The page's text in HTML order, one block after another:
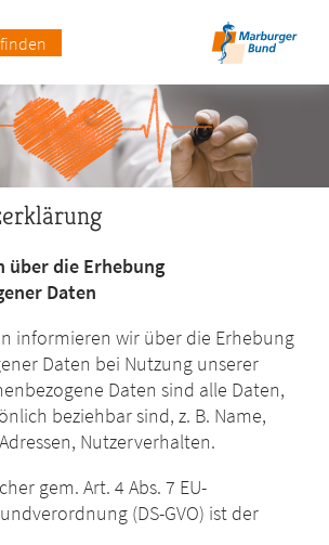
über die Erhebung
Daten
informieren wir über die Erhebung
Daten bei Nutzung unserer
Daten sind alle Daten,
beziehbar sind, z. B. Name,
Nutzerverhalten.
gem. Art. 4 Abs. 7 EU-
(DS-GVO) ist der